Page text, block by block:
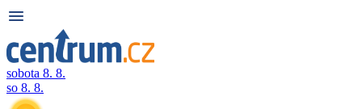
sobota 8. 8.
so 8. 8.